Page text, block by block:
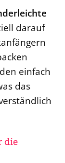
darauf
einfach
das
die